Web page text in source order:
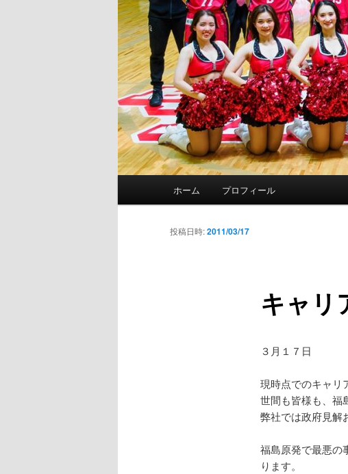
ホーム プロフィール
キャリ
投稿日時:2011/03/17
３月１７日
現時点でのキャリ
世間も皆様も、福
弊社では政府見解
福島原発で最悪の
ります。